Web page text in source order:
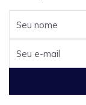
Seu nome
Seu e-mail